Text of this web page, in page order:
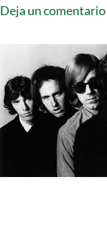
Deja un comentario